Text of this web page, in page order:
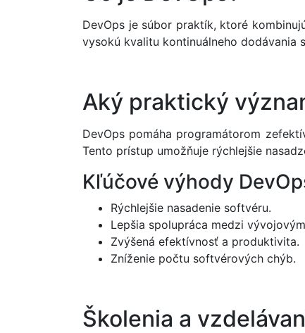
DevOps je súbor praktík, ktoré
vysokú kvalitu kontinuálneho dodávania
Aký praktický
DevOps pomáha programátorom
Tento prístup umožňuje rýchlejšie
Kľúčové výhody
Rýchlejšie nasadenie softvéru.
Lepšia spolupráca medzi
Zvýšená efektívnosť a produktivita.
Zníženie počtu softvérových chýb.
Školenia a